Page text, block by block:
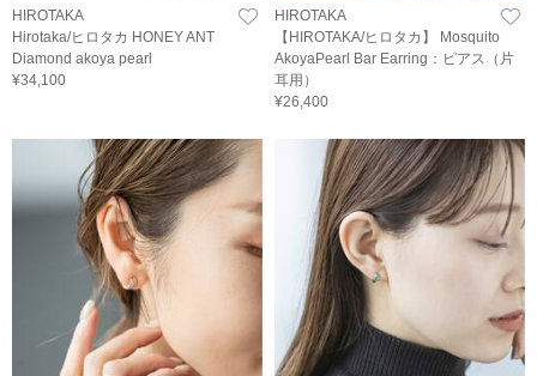
HIROTAKA
Hirotaka/ヒロタカ HONEY ANT
Diamond akoya pearl
¥34,100
HIROTAKA
【HIROTAKA/ヒロタカ】 Mosquito
AkoyaPearl Bar Earring：ピアス（片
耳用）
¥26,400